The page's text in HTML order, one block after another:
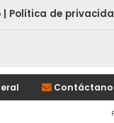
Política de